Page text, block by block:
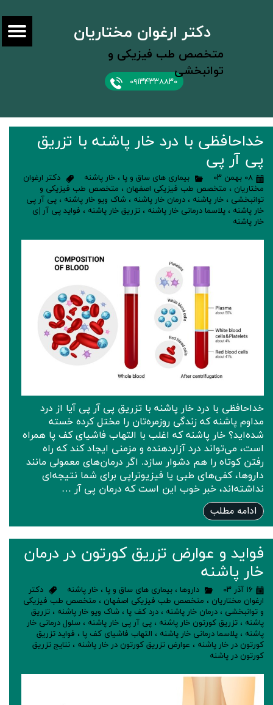
۰۹۱۳۴۳۳۸۸۳۰
دکتر ارغوان مختاریان
متخصص طب فیزیکی و
توانبخشی
خداحافظی با درد خار پاشنه با تزریق
پی آر پی
۰۸ بهمن ۰۳ بیماری های ساق و پا ، خار پاشنه
دکتر ارغوان
مختاریان ، متخصص طب فیزیکی اصفهان ، متخصص طب فیزیکی و
توانبخشی ، خار پاشنه ، درمان خار پاشنه ، شاک ویو خار پاشنه ، پی آر پی
خار پاشنه ، پلاسما درمانی خار پاشنه ، تزریق خار پاشنه ، فواید پی آر |ی
خار پاشنه
خداحافظی با درد خار پاشنه با تزریق پی آر پی آیا از درد
مداوم پاشنه که زندگی روزمره‌تان را مختل کرده خسته
شده‌اید؟ خار پاشنه که اغلب با التهاب فاشیای کف پا همراه
است، می‌تواند درد آزاردهنده و مزمنی ایجاد کند که راه
رفتن کوتاه را هم دشوار سازد. اگر درمان‌های معمولی مانند
داروها، کفی‌های طبی یا فیزیوتراپی برای شما نتیجه‌ای
نداشته‌اند، خبر خوب این است که درمان پی آر …
ادامه مطلب
فواید و عوارض تزریق کورتون در درمان
خار پاشنه
۱۶ آذر ۰۳ داروها ، بیماری های ساق و پا ، خار پاشنه
دکتر
ارغوان مختاریان ، متخصص طب فیزیکی اصفهان ، متخصص طب فیزیکی
و توانبخشی ، درمان خار پاشنه ، درد کف پا ، شاک ویو خار پاشنه ، تزریق
پاشنه ، تزریق کورتون خار پاشنه ، پی آر پی خار پاشنه ، سلول درمانی خار
پاشنه ، پلاسما درمانی خار پاشنه ، التهاب فاشیای کف پا ، فواید تزریق
کورتون در خار پاشنه ، عوارض تزریق کورتون در خار پاشنه ، نتایج تزریق
کورتون در پاشنه